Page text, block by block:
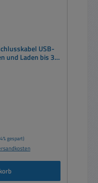
USB-
und Laden bis 3A
gespart)